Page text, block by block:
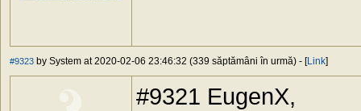
#9323 by System at 2020-02-06 23:46:32 (339 săptămâni în urmă) - [Link]
#9321 EugenX,